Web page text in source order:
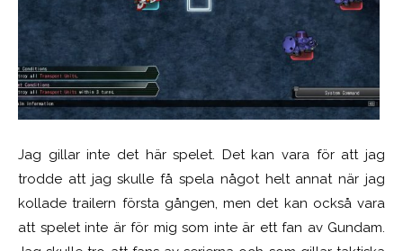
Jag gillar inte det här spelet. Det kan vara för att jag
trodde att jag skulle få spela något helt annat när jag
kollade trailern första gången, men det kan också vara
att spelet inte är för mig som inte är ett fan av Gundam.